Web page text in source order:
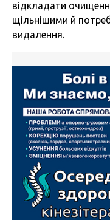
відкладати
щільнішими й
видалення.